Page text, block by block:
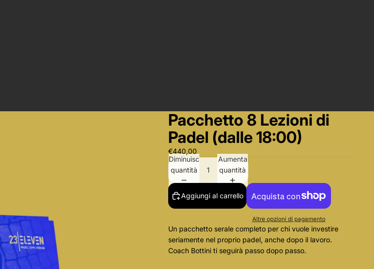
Pacchetto 8 Lezioni di
Padel (dalle 18:00)
€440,00
Diminuisci
quantità
Aumenta
quantità
Aggiungi al carrello
Altre opzioni di pagamento
Un pacchetto serale completo per chi vuole investire
seriamente nel proprio padel, anche dopo il lavoro.
Coach Bottini ti seguirà passo dopo passo.